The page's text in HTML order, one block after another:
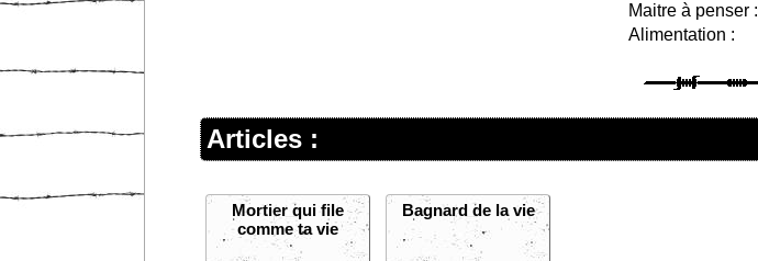
Maitre à penser :
Alimentation :
Articles :
Mortier qui file
comme ta vie
Bagnard de la vie